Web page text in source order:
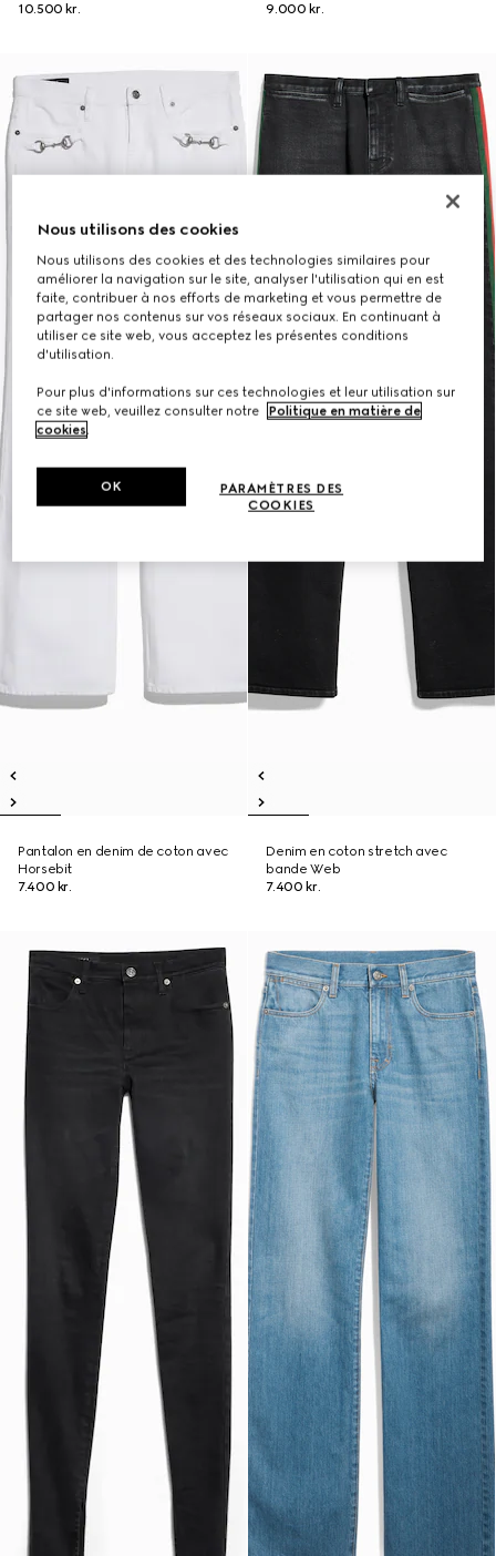
10.500 kr.
9.000 kr.
Pantalon en denim de coton avec
Horsebit
7.400 kr.
Denim en coton stretch avec
bande Web
7.400 kr.
Nous utilisons des cookies
Nous utilisons des cookies et des technologies similaires pour
améliorer la navigation sur le site, analyser l'utilisation qui en est
faite, contribuer à nos efforts de marketing et vous permettre de
partager nos contenus sur vos réseaux sociaux. En continuant à
utiliser ce site web, vous acceptez les présentes conditions
d'utilisation.
Pour plus d'informations sur ces technologies et leur utilisation sur
ce site web, veuillez consulter notre
Politique en matière de
cookies.
PARAMÈTRES DES
COOKIES
OK